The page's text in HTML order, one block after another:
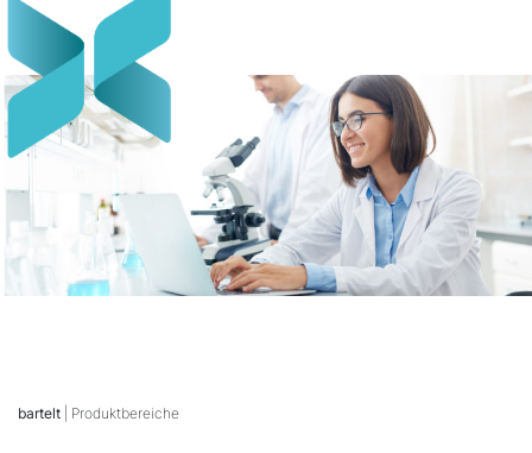
bartelt | Produktbereiche